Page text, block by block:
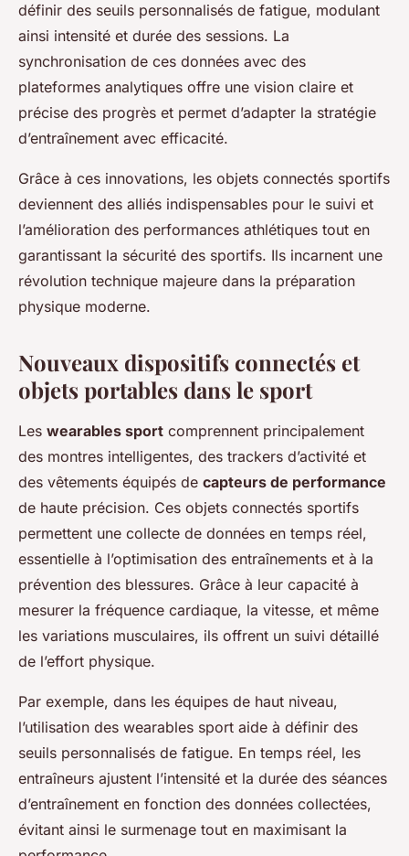
définir des seuils personnalisés de fatigue, modulant
ainsi intensité et durée des sessions. La
synchronisation de ces données avec des
plateformes analytiques offre une vision claire et
précise des progrès et permet d’adapter la stratégie
d’entraînement avec efficacité.
Grâce à ces innovations, les objets connectés sportifs
deviennent des alliés indispensables pour le suivi et
l’amélioration des performances athlétiques tout en
garantissant la sécurité des sportifs. Ils incarnent une
révolution technique majeure dans la préparation
physique moderne.
Nouveaux dispositifs connectés et
objets portables dans le sport
Les wearables sport comprennent principalement
des montres intelligentes, des trackers d’activité et
des vêtements équipés de capteurs de performance
de haute précision. Ces objets connectés sportifs
permettent une collecte de données en temps réel,
essentielle à l’optimisation des entraînements et à la
prévention des blessures. Grâce à leur capacité à
mesurer la fréquence cardiaque, la vitesse, et même
les variations musculaires, ils offrent un suivi détaillé
de l’effort physique.
Par exemple, dans les équipes de haut niveau,
l’utilisation des wearables sport aide à définir des
seuils personnalisés de fatigue. En temps réel, les
entraîneurs ajustent l’intensité et la durée des séances
d’entraînement en fonction des données collectées,
évitant ainsi le surmenage tout en maximisant la